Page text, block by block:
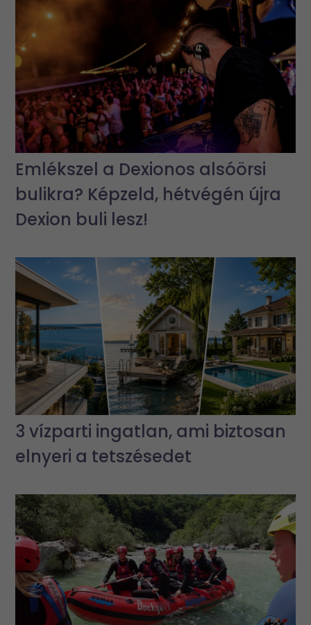
Emlékszel a Dexionos alsóörsi
bulikra? Képzeld, hétvégén újra
Dexion buli lesz!
3 vízparti ingatlan, ami biztosan
elnyeri a tetszésedet